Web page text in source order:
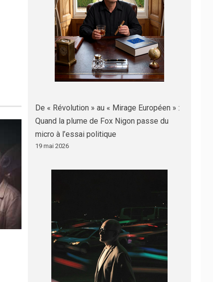
De « Révolution » au « Mirage Européen » :
Quand la plume de Fox Nigon passe du
micro à l’essai politique
19 mai 2026